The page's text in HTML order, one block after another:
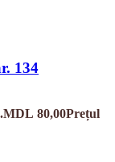
134
MDL 80,00Prețul